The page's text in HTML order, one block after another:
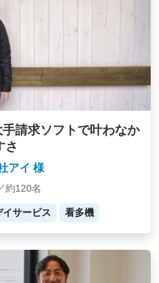
請求ソフトで叶わなか
さ
アイ 様
約120名
イサービス 看多機